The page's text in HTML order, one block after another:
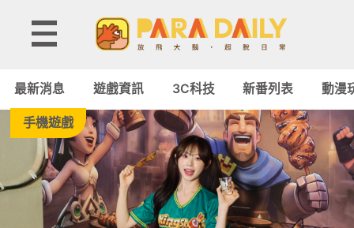
Paradaily
遊
｜
最新消息 遊戲資訊 3C科技 新番列表 動漫
手機遊戲